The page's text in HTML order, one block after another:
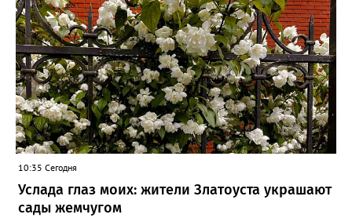
10:35 Сегодня
Услада глаз моих: жители Златоуста украшают
сады жемчугом